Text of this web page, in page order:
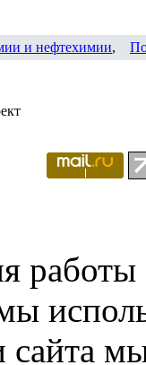
и нефтехимии,
работы
сайта